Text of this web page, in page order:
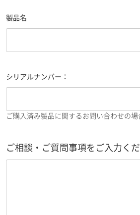
製品名
シリアルナンバー：
ご購入済み製品に関するお問い合わせの場
ご相談・ご質問事項をご入力くだ